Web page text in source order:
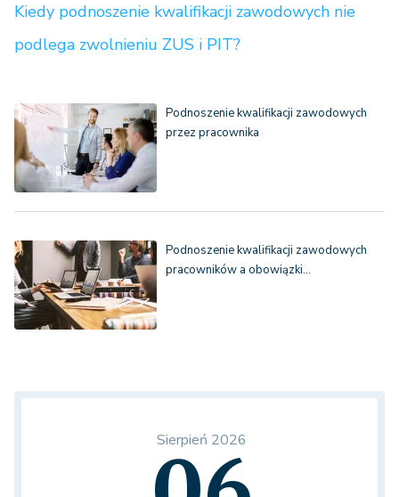
Kiedy podnoszenie kwalifikacji zawodowych nie
podlega zwolnieniu ZUS i PIT?
Podnoszenie kwalifikacji zawodowych
przez pracownika
Podnoszenie kwalifikacji zawodowych
pracowników a obowiązki…
Sierpień 2026